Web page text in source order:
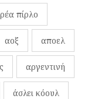
πίρλο
αοξ αποελ
αργεντινή
άσλει κόουλ